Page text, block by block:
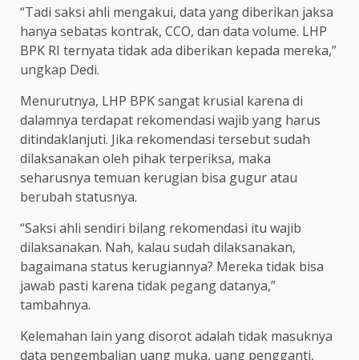
“Tadi saksi ahli mengakui, data yang diberikan jaksa
hanya sebatas kontrak, CCO, dan data volume. LHP
BPK RI ternyata tidak ada diberikan kepada mereka,”
ungkap Dedi.
Menurutnya, LHP BPK sangat krusial karena di
dalamnya terdapat rekomendasi wajib yang harus
ditindaklanjuti. Jika rekomendasi tersebut sudah
dilaksanakan oleh pihak terperiksa, maka
seharusnya temuan kerugian bisa gugur atau
berubah statusnya.
“Saksi ahli sendiri bilang rekomendasi itu wajib
dilaksanakan. Nah, kalau sudah dilaksanakan,
bagaimana status kerugiannya? Mereka tidak bisa
jawab pasti karena tidak pegang datanya,”
tambahnya.
Kelemahan lain yang disorot adalah tidak masuknya
data pengembalian uang muka, uang pengganti,